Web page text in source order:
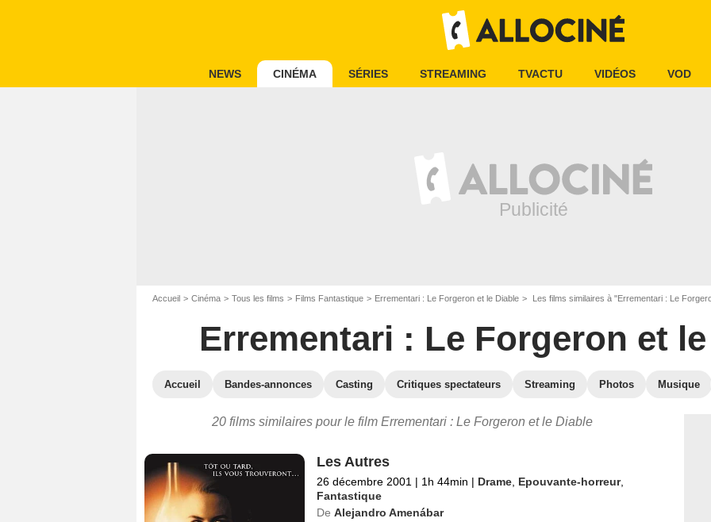
NEWS CINÉMA SÉRIES STREAMING TVACTU VIDÉOS VOD
Accueil Cinéma Tous les films Films Fantastique Errementari : Le Forgeron et le Diable Les films similaires à "Errementari : Le
Errementari : Le Forgeron et
Accueil Bandes-annonces Casting Critiques spectateurs Streaming Photos Musique
20 films similaires pour le film Errementari : Le Forgeron et le Diable
Les Autres
26 décembre 2001 | 1h 44min | Drame, Epouvante-horreur,
Fantastique
De Alejandro Amenábar